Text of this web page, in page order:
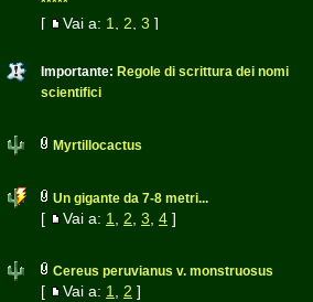
*****
[ Vai a: 1 2 3 ]
Importante: Regole di scrittura dei nomi
scientifici
Myrtillocactus
Un gigante da 7-8 metri...
[ Vai a: 1 2 3 4]
Cereus peruvianus v. monstruosus
[ Vai a: 1 2 ]